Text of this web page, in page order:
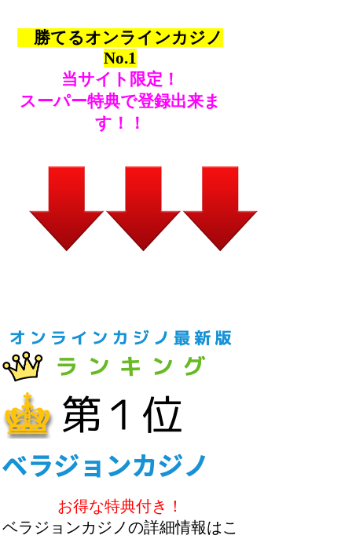
勝てるオンラインカジノ
No.1
当サイト限定！
スーパー特典で登録出来ま
す！！
お得な特典付き！
ベラジョンカジノの詳細情報はこ